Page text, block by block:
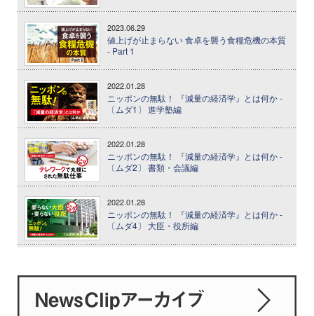
2023.06.29
値上げが止まらない 食卓を襲う食糧危機の本質
- Part 1
2022.01.28
ニッポンの無駄！ 『減量の経済学』とは何か -
〔ムダ1〕 進学塾編
2022.01.28
ニッポンの無駄！ 『減量の経済学』とは何か -
〔ムダ2〕 書類・会議編
2022.01.28
ニッポンの無駄！ 『減量の経済学』とは何か -
〔ムダ4〕 大臣・役所編